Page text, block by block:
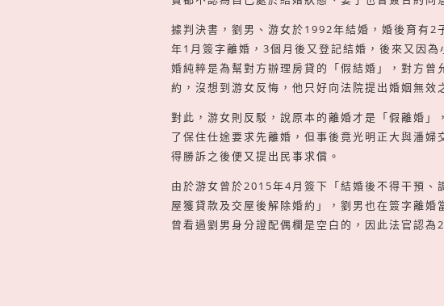
據判決書，劉男、游女於1992年結婚，婚後育有
年1月簽字離婚，3個月後又登記結婚，後來又因
婚純粹是為幫對方辦理房貸的「假結婚」，對方曾
約，沒想到游女反悔，他只好向法院提出婚姻無效
對此，游女則反駁，說原本的離婚才是「假離婚」
了保住仕途要求先離婚，但事後竟光明正大與潘
得勝訴之後便又提出民事求償。
由於游女曾於2015年4月簽下「結婚後不得干預、
屋獲貸款及交屋後解除婚約」，劉男也在簽字離
曾看過劉男身分證配偶欄是空白的，因此法官認為